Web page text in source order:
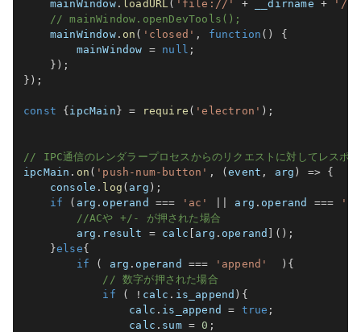
    mainWindow
. loadURL ( 'file://' + __dirname +
'/
// mainWindow.openDevTools();
    mainWindow
. on ( 'closed' , function ( )
{
        mainWindow
= null ;
} ) ;
} ) ;
const { ipcMain } = require ( 'electron' ) ;
// IPC通信のレンダラープロセスからのリクエストに対してレスポ
ipcMain . on ( 'push-num-button' , (event , arg ) => {
    console
. log ( arg ) ;
if
( arg . operand === 'ac' arg . operand ===
//ACや +/- が押された場合
        arg
. result = calc arg . operand ( ) ;
}else{
if
( arg . operand === 'append' ) {
// 数字が押された場合
if
( ! calc . is_append ) {
                calc
. is_append = true ;
                calc
. sum = 0 ;